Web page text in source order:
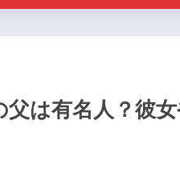
は有名人？彼